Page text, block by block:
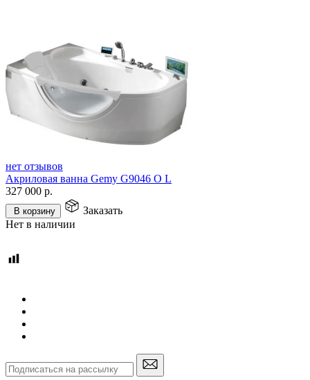
нет отзывов
Акриловая ванна Gemy G9046 O L
327 000 р.
В корзину
Заказать
Нет в наличии